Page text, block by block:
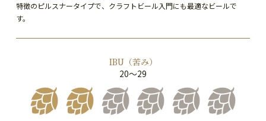
特徴のピルスナータイプで、クラフトビール入門にも最適なビールで
す。
IBU（苦み）
20～29